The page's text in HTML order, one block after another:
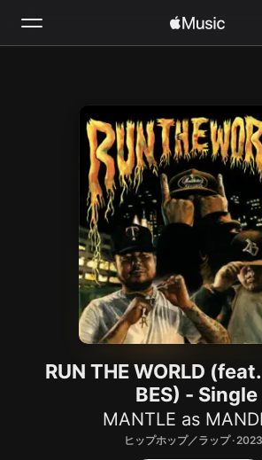
新着おすすめ
Apple Musicをインストー
RUN THE WORLD
BES) - Single
MANTLE as
ヒップホップ／ラップ ·